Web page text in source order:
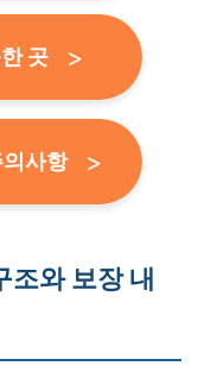
곳
사항
조와 보장 내